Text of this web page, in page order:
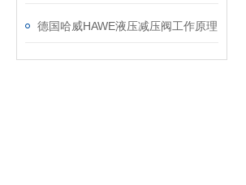
德国哈威HAWE液压减压阀工作原理